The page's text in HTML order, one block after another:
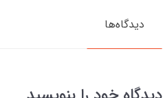
دیدگاه‌ها